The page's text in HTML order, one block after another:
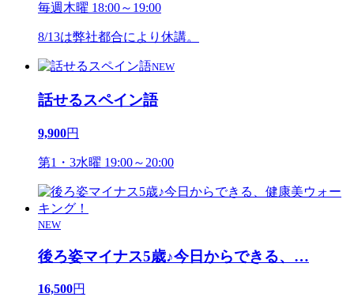
毎週木曜 18:00～19:00
8/13は弊社都合により休講。
NEW
話せるスペイン語
9,900円
第1・3水曜 19:00～20:00
NEW
後ろ姿マイナス5歳♪今日からできる、 …
16,500円